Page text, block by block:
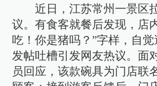
近日，江苏常州一景区
议。有食客就餐后发现，店
吃！你是猪吗？”字样，自
发帖吐槽引发网友热议。面
员回应，该款碗具为门店联